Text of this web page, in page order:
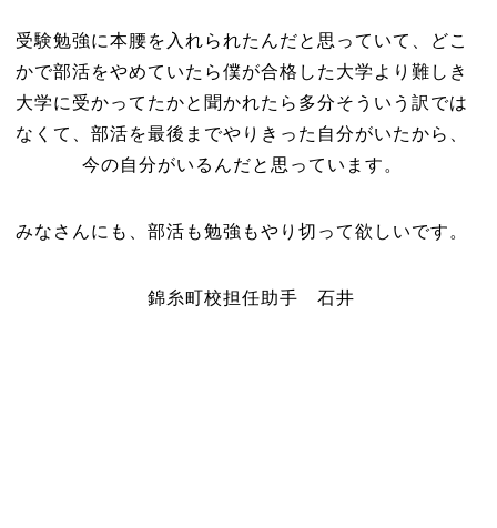
受験勉強に本腰を入れられたんだと思っていて、どこ
かで部活をやめていたら僕が合格した大学より難しき
大学に受かってたかと聞かれたら多分そういう訳では
なくて、部活を最後までやりきった自分がいたから、
今の自分がいるんだと思っています。
みなさんにも、部活も勉強もやり切って欲しいです。
錦糸町校担任助手 石井